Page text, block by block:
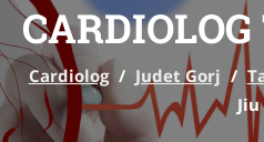
Cardiolog / Judet Gorj /
Jiu